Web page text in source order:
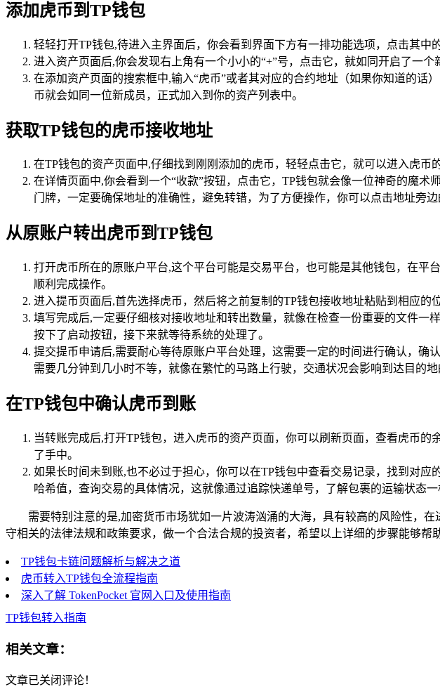
添加虎币到TP钱包
轻轻打开TP钱包,待进入主界面后，你会看到界面下方有一排功能选项，点击其中
进入资产页面后,你会发现右上角有一个小小的“+”号，点击它，就如同开启了一个
在添加资产页面的搜索框中,输入“虎币”或者其对应的合约地址（如果你知道的话
币就会如同一位新成员，正式加入到你的资产列表中。
获取TP钱包的虎币接收地址
在TP钱包的资产页面中,仔细找到刚刚添加的虎币，轻轻点击它，就可以进入虎币
在详情页面中,你会看到一个“收款”按钮，点击它，TP钱包就会像一位神奇的魔
门牌，一定要确保地址的准确性，避免转错，为了方便操作，你可以点击地址旁
从原账户转出虎币到TP钱包
打开虎币所在的原账户平台,这个平台可能是交易平台，也可能是其他钱包，在平
顺利完成操作。
进入提币页面后,首先选择虎币，然后将之前复制的TP钱包接收地址粘贴到相应
填写完成后,一定要仔细核对接收地址和转出数量，就像在检查一份重要的文件
按下了启动按钮，接下来就等待系统的处理了。
提交提币申请后,需要耐心等待原账户平台处理，这需要一定的时间进行确认，
需要几分钟到几小时不等，就像在繁忙的马路上行驶，交通状况会影响到达目的地
在TP钱包中确认虎币到账
当转账完成后,打开TP钱包，进入虎币的资产页面，你可以刷新页面，查看虎币
了手中。
如果长时间未到账,也不必过于担心，你可以在TP钱包中查看交易记录，找到对
哈希值，查询交易的具体情况，这就像通过追踪快递单号，了解包裹的运输状态一
需要特别注意的是,加密货币市场犹如一片波涛汹涌的大海，具有较高的风险性，
守相关的法律法规和政策要求，做一个合法合规的投资者，希望以上详细的步骤能够帮
TP钱包卡链问题解析与解决之道
虎币转入TP钱包全流程指南
深入了解 TokenPocket 官网入口及使用指南
TP钱包转入指南
相关文章：
文章已关闭评论！